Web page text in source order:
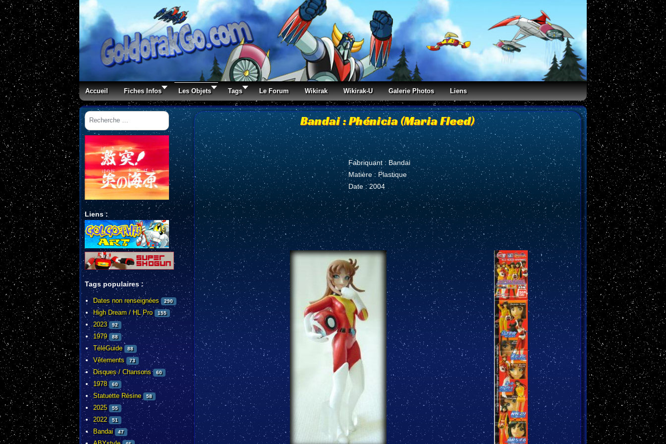
Accueil Fiches Infos Les Objets Tags Le Forum Wikirak Wikirak-U Galerie Photos Liens
Rechercher
Liens :
Tags populaires :
Dates non renseignées 290
High Dream / HL Pro 155
2023 92
1979 88
TéléGuide 88
Vêtements 73
Disques / Chansons 60
1978 60
Statuette Résine 58
2025 55
2022 51
Bandai 47
Bandai : Phénicia (Maria Fleed)
Fabriquant : Bandai
Matière : Plastique
Date : 2004